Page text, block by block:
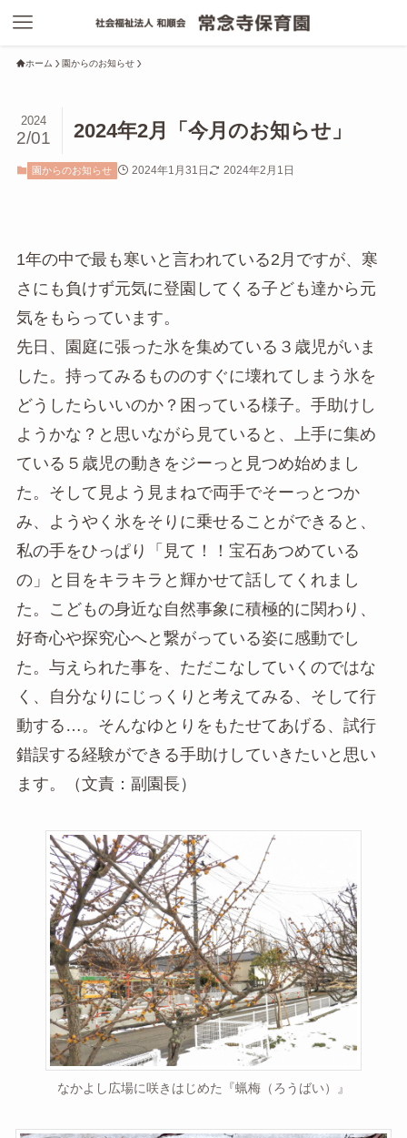
ホーム 園からのお知らせ
2024年2月「今月のお知らせ」
2024
2/01
園からのお知らせ 2024年1月31日 2024年2月1日
1年の中で最も寒いと言われている2月ですが、寒
さにも負けず元気に登園してくる子ども達から元
気をもらっています。
先日、園庭に張った氷を集めている３歳児がいま
した。持ってみるもののすぐに壊れてしまう氷を
どうしたらいいのか？困っている様子。手助けし
ようかな？と思いながら見ていると、上手に集め
ている５歳児の動きをジーっと見つめ始めまし
た。そして見よう見まねで両手でそーっとつか
み、ようやく氷をそりに乗せることができると、
私の手をひっぱり「見て！！宝石あつめている
の」と目をキラキラと輝かせて話してくれまし
た。こどもの身近な自然事象に積極的に関わり、
好奇心や探究心へと繋がっている姿に感動でし
た。与えられた事を、ただこなしていくのではな
く、自分なりにじっくりと考えてみる、そして行
動する…。そんなゆとりをもたせてあげる、試行
錯誤する経験ができる手助けしていきたいと思い
ます。（文責：副園長）
なかよし広場に咲きはじめた『蝋梅（ろうばい）』